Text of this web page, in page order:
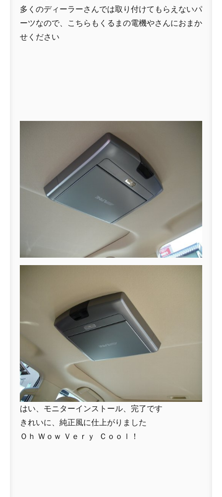
多くのディーラーさんでは取り付けてもらえないパ
ーツなので、こちらもくるまの電機やさんにおまか
せください
はい、モニターインストール、完了です
きれいに、純正風に仕上がりました
Ｏｈ Ｗｏｗ Ｖｅｒｙ Ｃｏｏｌ！